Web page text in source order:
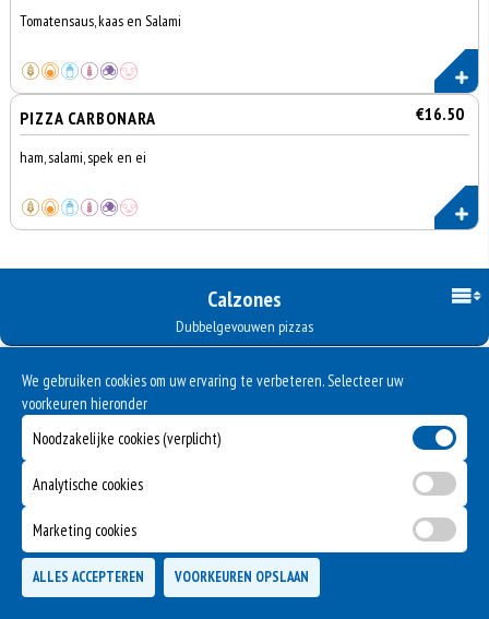
Tomatensaus, kaas en Salami
PIZZA CARBONARA €16.50
ham, salami, spek en ei
Calzones
Dubbelgevouwen pizzas
CALZONE SHOARMA
dichtgevouwen pizza met tomatensaus, kaas, shoarmavlees
CALZONE SHOARMA SPECIAAL €17.00
dichtgevouwen pizza met tomatensaus, kaas, shoarma, uien, paprika
en champignons
Bezorgen Afhalen
Totaal
€0,00
We gebruiken cookies om uw ervaring te verbeteren. Selecteer uw
voorkeuren hieronder
Noodzakelijke cookies (verplicht)
Analytische cookies
Marketing cookies
ALLES ACCEPTEREN VOORKEUREN OPSLAAN